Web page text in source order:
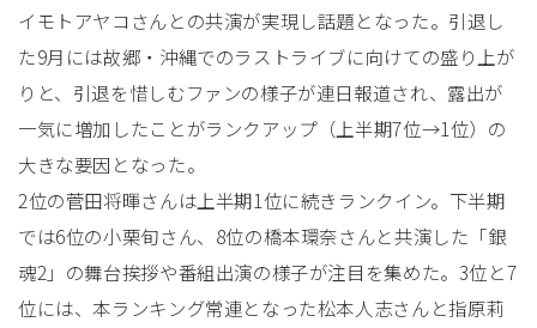
イモトアヤコさんとの共演が実現し話題となった。引退し
た9月には故郷・沖縄でのラストライブに向けての盛り上が
りと、引退を惜しむファンの様子が連日報道され、露出が
一気に増加したことがランクアップ（上半期7位→1位）の
大きな要因となった。
2位の菅田将暉さんは上半期1位に続きランクイン。下半期
では6位の小栗旬さん、8位の橋本環奈さんと共演した「銀
魂2」の舞台挨拶や番組出演の様子が注目を集めた。3位と7
位には、本ランキング常連となった松本人志さんと指原莉